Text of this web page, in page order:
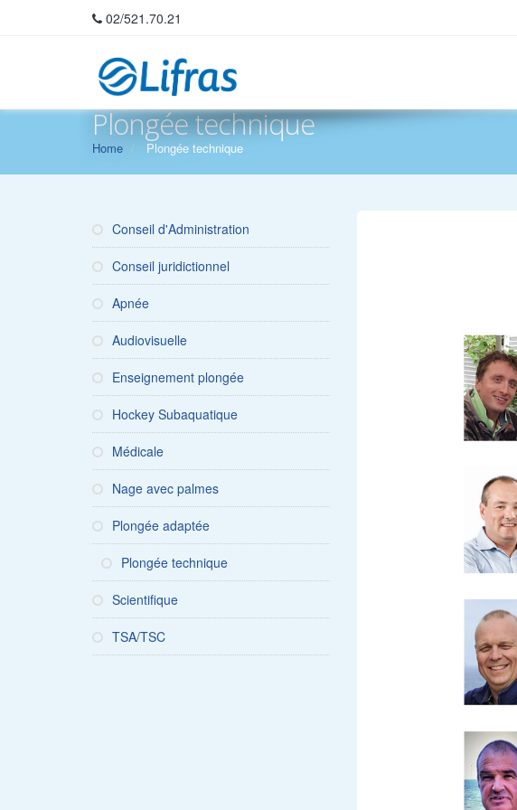
02/521.70.21
Plongée technique
Home Plongée technique
Conseil d'Administration
Conseil juridictionnel
Apnée
Audiovisuelle
Enseignement plongée
Hockey Subaquatique
Médicale
Nage avec palmes
Plongée adaptée
Plongée technique
Scientifique
TSA/TSC